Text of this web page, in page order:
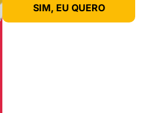
SIM, EU QUERO